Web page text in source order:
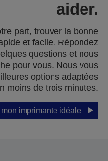
aider.
part, trouver la bonne
et facile. Répondez
questions et nous
pour vous. Nous vous
options adaptées
moins de trois minutes.
mon imprimante idéale